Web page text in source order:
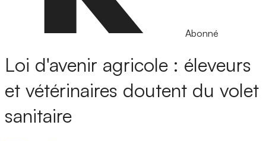
Abonné
Loi d'avenir agricole : éleveurs
et vétérinaires doutent du volet
sanitaire